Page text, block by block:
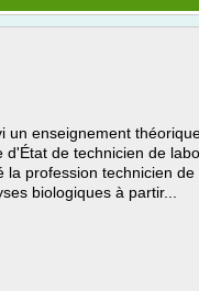
un enseignement
de technicien de
la profession technicien de
biologiques à partir...